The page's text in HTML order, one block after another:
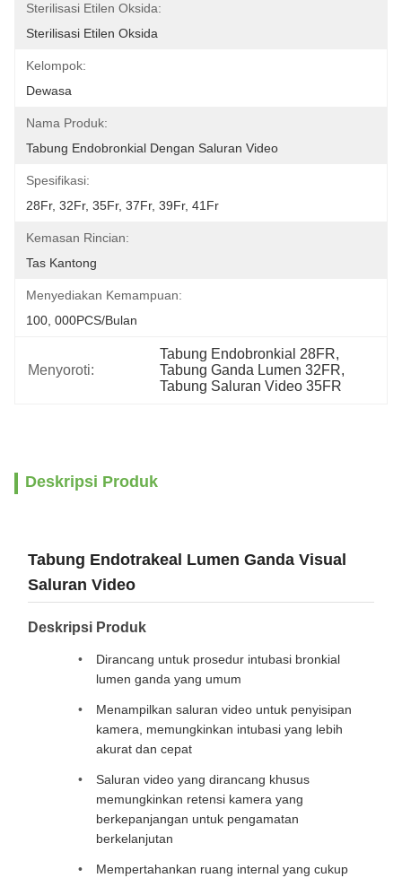
Sterilisasi Etilen Oksida:
Sterilisasi Etilen Oksida
Kelompok:
Dewasa
Nama Produk:
Tabung Endobronkial Dengan Saluran Video
Spesifikasi:
28Fr, 32Fr, 35Fr, 37Fr, 39Fr, 41Fr
Kemasan Rincian:
Tas Kantong
Menyediakan Kemampuan:
100, 000PCS/Bulan
Menyoroti:
Tabung Endobronkial 28FR,
Tabung Ganda Lumen 32FR,
Tabung Saluran Video 35FR
Deskripsi Produk
Tabung Endotrakeal Lumen Ganda Visual
Saluran Video
Deskripsi Produk
Dirancang untuk prosedur intubasi bronkial
lumen ganda yang umum
Menampilkan saluran video untuk penyisipan
kamera, memungkinkan intubasi yang lebih
akurat dan cepat
Saluran video yang dirancang khusus
memungkinkan retensi kamera yang
berkepanjangan untuk pengamatan
berkelanjutan
Mempertahankan ruang internal yang cukup